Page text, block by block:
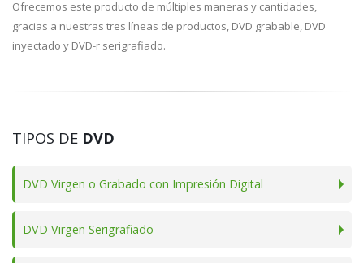
Ofrecemos este producto de múltiples maneras y cantidades,
gracias a nuestras tres líneas de productos, DVD grabable, DVD
inyectado y DVD-r serigrafiado.
TIPOS DE DVD
DVD Virgen o Grabado con Impresión Digital
DVD Virgen Serigrafiado